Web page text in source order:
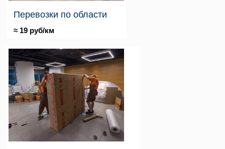
Перевозки по области
≈ 19 руб/км